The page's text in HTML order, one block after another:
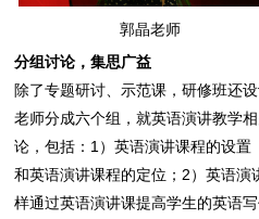
郭晶老师
分组讨论，集思广益
除了专题研讨、示范课，研修班还
老师分成六个组，就英语演讲教学
论，包括：1）英语演讲课程的设置
和英语演讲课程的定位；2）英语
样通过英语演讲课提高学生的英语